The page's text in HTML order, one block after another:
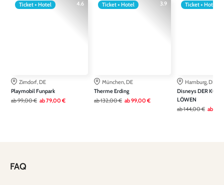
4.6
Ticket + Hotel
Zirndorf, DE
Playmobil Funpark
ab99,00 € ab79,00 €
3.9
Ticket + Hotel
München, DE
Therme Erding
ab132,00 € ab99,00 €
Ticket + Hotel
Hamburg, DE
Disneys DER
LÖWEN
ab144,00 € ab
FAQ